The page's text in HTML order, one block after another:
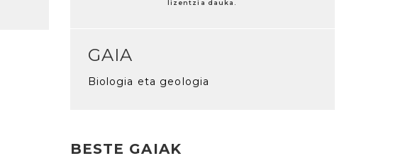
lizentzia dauka.
GAIA
Biologia eta geologia
BESTE GAIAK